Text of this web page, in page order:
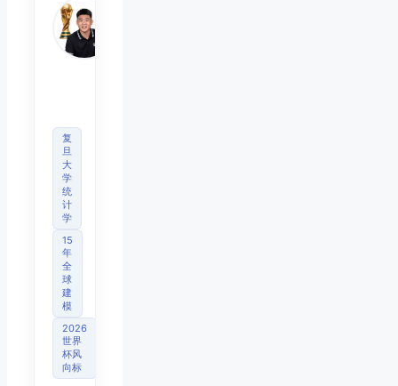
复
旦
大
学
统
计
学
15
年
全
球
建
模
2026
世界
杯风
向标